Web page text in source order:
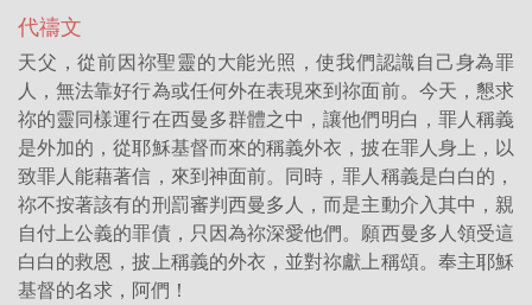
代禱文
天父，從前因祢聖靈的大能光照，使我們認識自己身為罪
人，無法靠好行為或任何外在表現來到祢面前。今天，懇求
祢的靈同樣運行在西曼多群體之中，讓他們明白，罪人稱義
是外加的，從耶穌基督而來的稱義外衣，披在罪人身上，以
致罪人能藉著信，來到神面前。同時，罪人稱義是白白的，
祢不按著該有的刑罰審判西曼多人，而是主動介入其中，親
自付上公義的罪債，只因為祢深愛他們。願西曼多人領受這
白白的救恩，披上稱義的外衣，並對祢獻上稱頌。奉主耶穌
基督的名求，阿們！